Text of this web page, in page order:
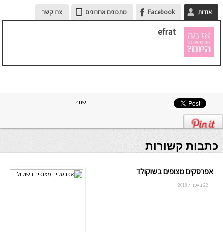
אודות Facebook מתכונים אחרונים צרו קשר
efrat
שתף
כתבות קשורות
אפרסקים מצופים בשוקולד
22 באפריל 2018